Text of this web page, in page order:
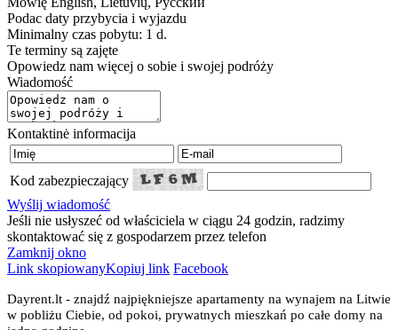
Podac daty przybycia i wyjazdu
Minimalny czas pobytu: 1 d.
Te terminy są zajęte
Opowiedz nam więcej o sobie i swojej podróży
Wiadomość
Kontaktinė informacija
Kod zabezpieczający
Wyślij wiadomość
Jeśli nie usłyszeć od właściciela w ciągu 24 godzin, radzimy
skontaktować się z gospodarzem przez telefon
Zamknij okno
Link skopiowanyKopiuj link Facebook
Dayrent.lt - znajdź najpiękniejsze apartamenty na wynajem na Litwie
w pobliżu Ciebie, od pokoi, prywatnych mieszkań po całe domy na